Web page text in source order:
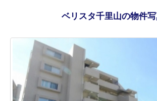
ベリスタ千里山の物件